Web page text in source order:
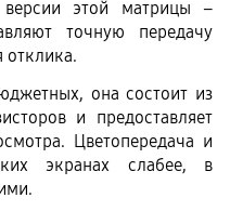
версии этой матрицы –
точную передачу
отклика.
она состоит из
и предоставляет
Цветопередача и
экранах слабее, в